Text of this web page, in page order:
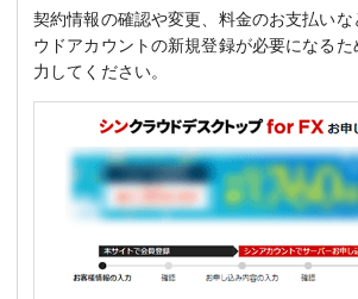
契約情報の確認や変更、料金のお支払いな
ウドアカウントの新規登録が必要になるた
力してください。